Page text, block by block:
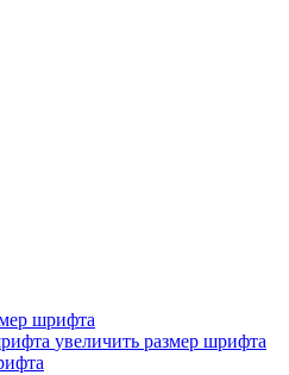
шрифта
увеличить размер шрифта